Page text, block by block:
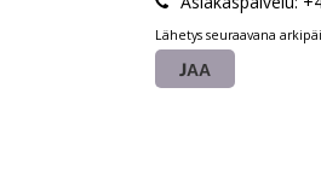
Lähetys seuraavana
JAA